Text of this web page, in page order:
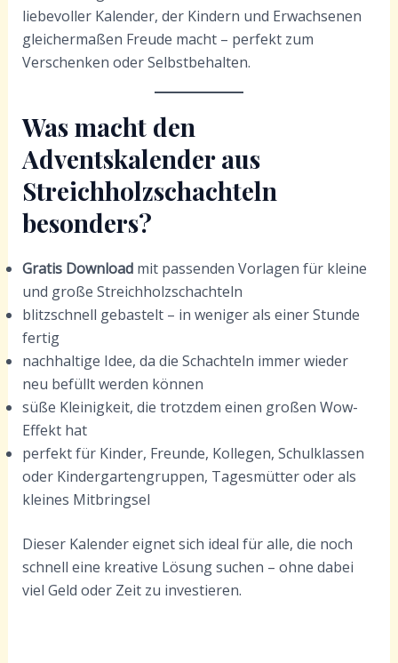
liebevoller Kalender, der Kindern und Erwachsenen
gleichermaßen Freude macht – perfekt zum
Verschenken oder Selbstbehalten.
Was macht den
Adventskalender aus
Streichholzschachteln
besonders?
Gratis Downloadmit passenden Vorlagen für kleine
und große Streichholzschachteln
blitzschnell gebastelt – in weniger als einer Stunde
fertig
nachhaltige Idee, da die Schachteln immer wieder
neu befüllt werden können
süße Kleinigkeit, die trotzdem einen großen Wow-
Effekt hat
perfekt für Kinder, Freunde, Kollegen, Schulklassen
oder Kindergartengruppen, Tagesmütter oder als
kleines Mitbringsel
Dieser Kalender eignet sich ideal für alle, die noch
schnell eine kreative Lösung suchen – ohne dabei
viel Geld oder Zeit zu investieren.